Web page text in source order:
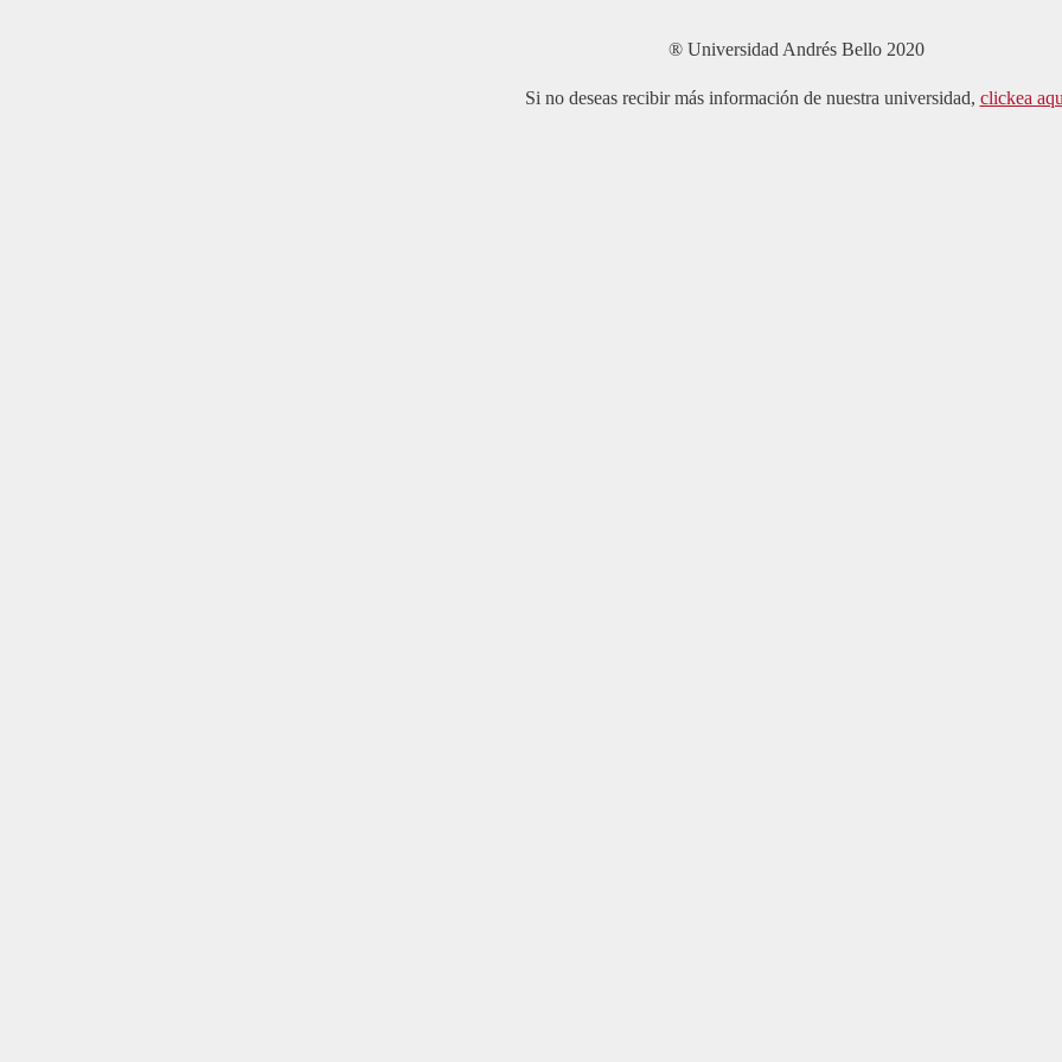
® Universidad Andrés Bello 2020
Si no deseas recibir más información de nuestra universidad, clickea